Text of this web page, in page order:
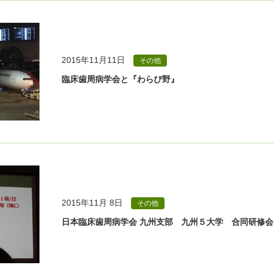
2015年11月11日 その他
臨床歯周病学会と『わらび野』
2015年11月 8日 その他
日本臨床歯周病学会 九州支部 九州５大学 合同研修会